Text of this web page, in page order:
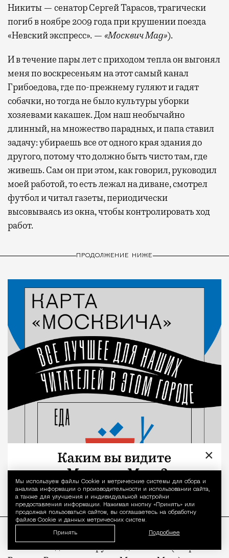
Уведомление
Мы используем файлы Сookie и метрические системы для сбора и
анализа информации о производительности и использовании сайта,
а также для улучшения и индивидуальной настройки
предоставления информации. Нажимая кнопку «Принять» или
продолжая пользоваться сайтом, вы соглашаетесь на обработку
файлов Cookie и данных метрических систем.
Принять Подробнее
Никиты — сенатор Сергей Тарасов, трагически
погиб в ноябре 2009 года при крушении поезда
«Невский экспресс». — «Москвич Mag»).
И в течение пары лет с приходом тепла он выгонял
меня по воскресеньям на этот самый канал
Грибоедова, где по-прежнему гуляют и гадят
собачки, но тогда не было культуры уборки
хозяевами какашек. Дом наш необычайно
длинный, на множество парадных, и папа ставил
задачу: убираешь все от одного края здания до
другого, потому что должно быть чисто там, где
живешь. Сам он при этом, как говорил, руководил
моей работой, то есть лежал на диване, смотрел
футбол и читал газеты, периодически
высовываясь из окна, чтобы контролировать ход
работ.
ПРОДОЛЖЕНИЕ НИЖЕ
×